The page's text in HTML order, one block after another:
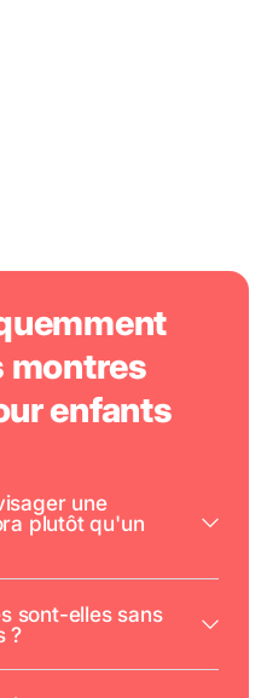
montres
enfants
une
plutôt qu'un
sont-elles sans
?